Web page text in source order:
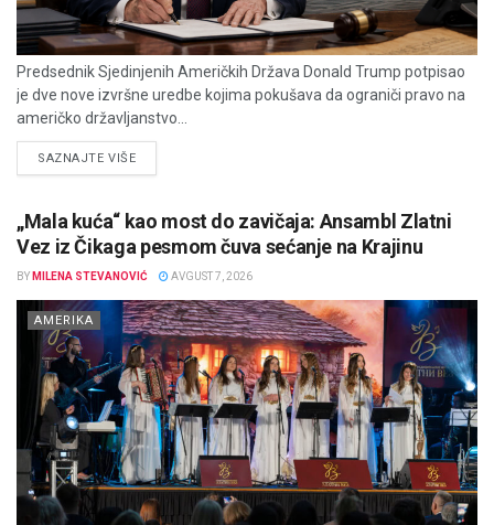
Predsednik Sjedinjenih Američkih Država Donald Trump potpisao
je dve nove izvršne uredbe kojima pokušava da ograniči pravo na
američko državljanstvo...
SAZNAJTE VIŠEDETAILS
„Mala kuća“ kao most do zavičaja: Ansambl Zlatni
Vez iz Čikaga pesmom čuva sećanje na Krajinu
BY MILENA STEVANOVIĆ AVGUST 7, 2026
AMERIKA